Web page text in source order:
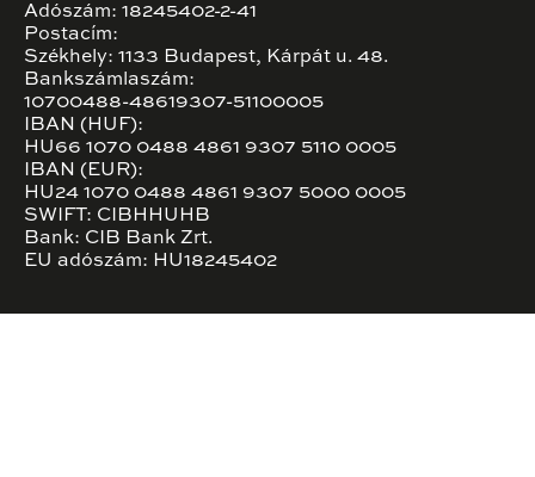
Adószám: 18245402-2-41
Postacím:
Székhely: 1133 Budapest, Kárpát u. 48.
Bankszámlaszám:
10700488-48619307-51100005
IBAN (HUF):
HU66 1070 0488 4861 9307 5110 0005
IBAN (EUR):
HU24 1070 0488 4861 9307 5000 0005
SWIFT: CIBHHUHB
Bank: CIB Bank Zrt.
EU adószám: HU18245402